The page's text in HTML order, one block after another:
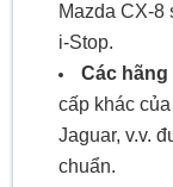
Mazda CX-8
i-Stop.
Các hãng
cấp khác
Jaguar, v.v.
chuẩn.